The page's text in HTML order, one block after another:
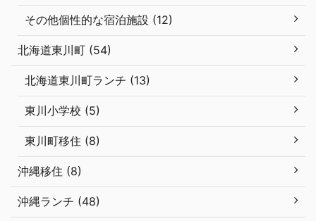
その他個性的な宿泊施設 (12)
北海道東川町 (54)
北海道東川町ランチ (13)
東川小学校 (5)
東川町移住 (8)
沖縄移住 (8)
沖縄ランチ (48)